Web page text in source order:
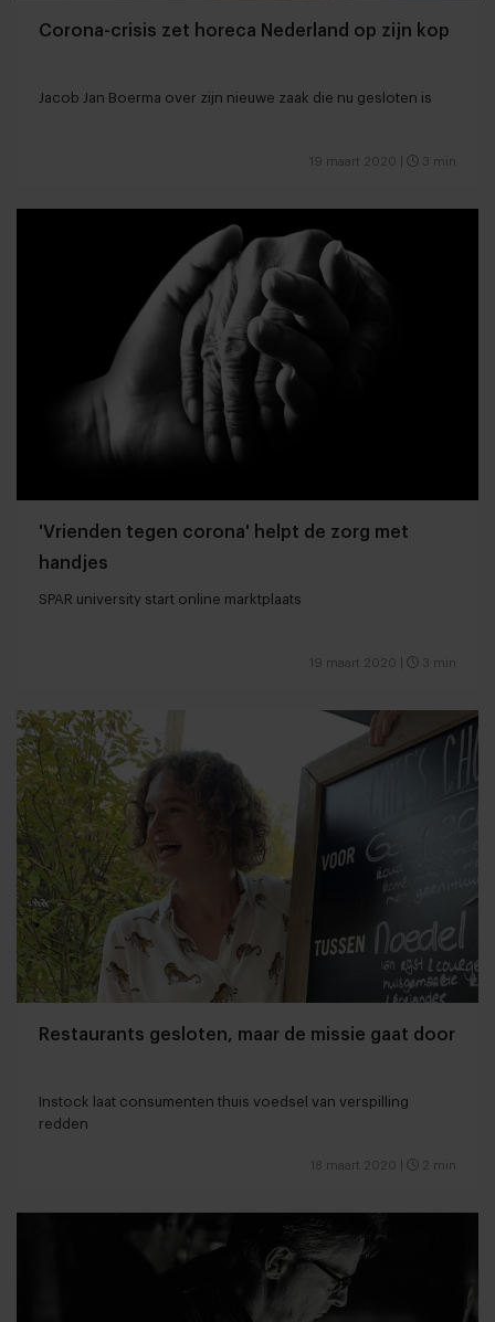
Corona-crisis zet horeca Nederland op zijn kop
Jacob Jan Boerma over zijn nieuwe zaak die nu gesloten is
19 maart 2020 3 min
'Vrienden tegen corona' helpt de zorg met
handjes
SPAR university start online marktplaats
19 maart 2020 3 min
Restaurants gesloten, maar de missie gaat door
Instock laat consumenten thuis voedsel van verspilling
redden
18 maart 2020 2 min